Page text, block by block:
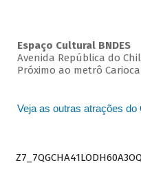
Espaço Cultural BNDES
Avenida República do
Próximo ao metrô Carioca
Veja as outras atrações